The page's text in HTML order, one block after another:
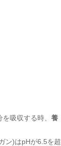
吸収する時、 養
ン)はpHが6.5を超